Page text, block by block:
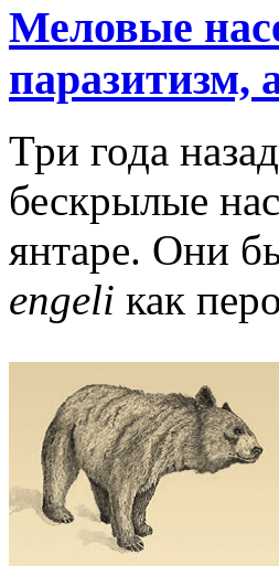
Меловые
паразитизм,
Три года
бескрылые
янтаре. Они
engeli как